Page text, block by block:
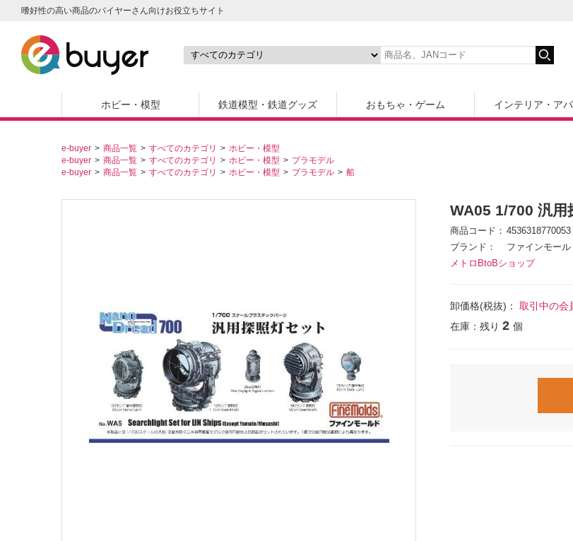
嗜好性の高い商品のバイヤーさん向けお役立ちサイト
ホビー・模型 鉄道模型・鉄道グッズ おもちゃ・ゲーム インテリア・ア
e-buyer 商品一覧 すべてのカテゴリ
ホビー・模型
e-buyer
商品一覧 すべてのカテゴリ ホビー・模型
プラモデル
e-buyer
商品一覧 すべてのカテゴリ ホビー・模型 プラモデル 船
WA05 1/700 汎用
商品コード
4536318770053
ブランド
ファインモール
メトロBtoBショップ
卸価格(税抜)： 取引中の会
在庫：残り 2 個